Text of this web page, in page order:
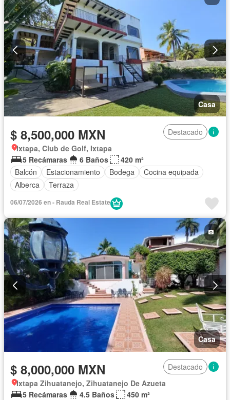
Casa
$ 8,500,000 MXN
Destacado
Ixtapa, Club de Golf, Ixtapa
5 Recámaras
6 Baños
420 m²
Balcón
Estacionamiento Bodega
Cocina equipada
Alberca
Terraza
06/07/2026 en - Rauda Real Estate
Casa
$ 8,000,000 MXN
Destacado
Ixtapa Zihuatanejo, Zihuatanejo De Azueta
5 Recámaras
4.5 Baños
450 m²